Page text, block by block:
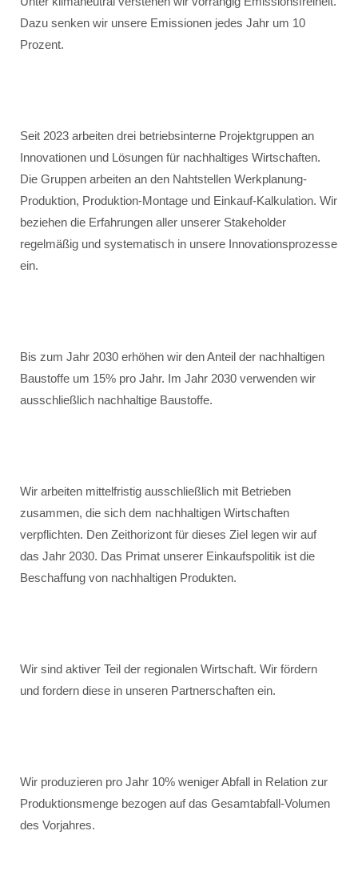
Dazu senken wir unsere Emissionen jedes Jahr um 10
Prozent.
Seit 2023 arbeiten drei betriebsinterne Projektgruppen an
Innovationen und Lösungen für nachhaltiges Wirtschaften.
Die Gruppen arbeiten an den Nahtstellen Werkplanung-
Produktion, Produktion-Montage und Einkauf-Kalkulation. Wir
beziehen die Erfahrungen aller unserer Stakeholder
regelmäßig und systematisch in unsere Innovationsprozesse
ein.
Bis zum Jahr 2030 erhöhen wir den Anteil der nachhaltigen
Baustoffe um 15% pro Jahr. Im Jahr 2030 verwenden wir
ausschließlich nachhaltige Baustoffe.
Wir arbeiten mittelfristig ausschließlich mit Betrieben
zusammen, die sich dem nachhaltigen Wirtschaften
verpflichten. Den Zeithorizont für dieses Ziel legen wir auf
das Jahr 2030. Das Primat unserer Einkaufspolitik ist die
Beschaffung von nachhaltigen Produkten.
Wir sind aktiver Teil der regionalen Wirtschaft. Wir fördern
und fordern diese in unseren Partnerschaften ein.
Wir produzieren pro Jahr 10% weniger Abfall in Relation zur
Produktionsmenge bezogen auf das Gesamtabfall-Volumen
des Vorjahres.